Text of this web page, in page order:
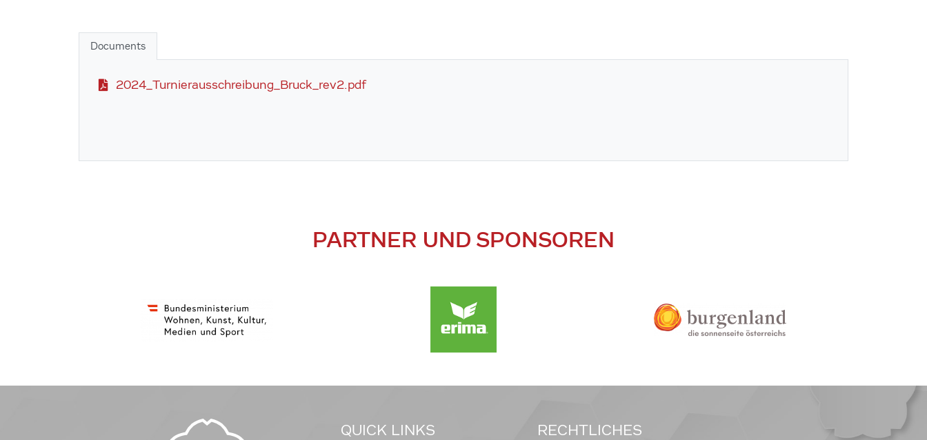
Documents
2024_Turnierausschreibung_Bruck_rev2.pdf
PARTNER UND SPONSOREN
QUICK LINKS RECHTLICHES